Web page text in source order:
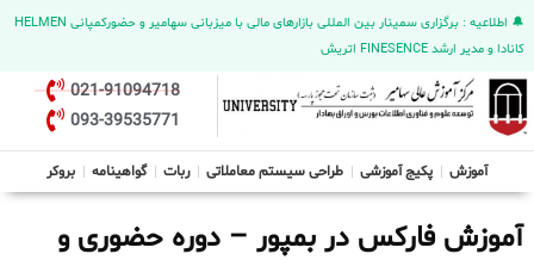
🔔 اطلاعیه : برگزاری سمینار بین المللی بازارهای مالی با میزبانی سهامیر و حضورکمپانی HELMEN
کانادا و مدیر ارشد FINESENCE اتریش
021-91094718
093-39535771
آموزش پکیج آموزشی طراحی سیستم معاملاتی ربات گواهینامه بروکر
آموزش فارکس در بمپور – دوره حضوری و